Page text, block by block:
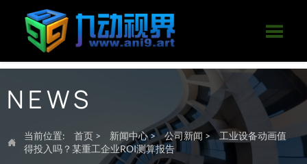

NEWS

当前位置: 首页 > 新闻中心> 公司新闻 > 工业设备动画值
得投入吗？某重工企业ROI测算报告